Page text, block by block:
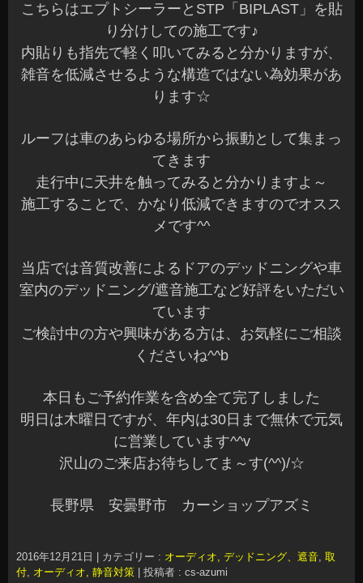
こちらはエプトシーラーとSTP「BIPLAST」を貼
り分けしての施工です♪
内貼りも指先で軽く叩いてみると分かりますが、
雑音を低減させるような構造ではない為効果があ
ります☆
ルーフは車のあらゆる場所から振動として集まっ
てきます
走行中に天井を触ってみると分かりますよ～
施工することで、かなり低減できますのでオスス
メです^^
当店では音質改善によるドアのデッドニングや車
室内のデッドニング/遮音施工など好評をいただい
ています
ご検討中の方や興味がある方は、お気軽にご相談
くださいね^^b
本日もご予約作業を含め全て完了しました
明日は木曜日ですが、年内は30日まで無休で元気
に営業しています^^v
沢山のご来店お待ちしてま～す(^^)/☆
長野県 安曇野市 カーショップアズミ
2016年12月21日 カテゴリー : オーディオ, デッドニング、遮音, 取
付, オーディオ, 静音対策 投稿者 : cs-azumi